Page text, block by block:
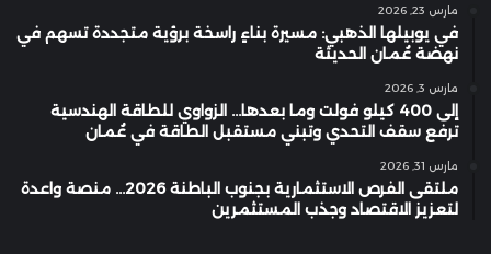
مارس 23, 2026
في يوبيلها الذهبي: مسيرة بناءٍ راسخة برؤية متجددة تسهم في
نهضة عُمان الحديثة
مارس 3, 2026
إلى 400 كيلو فولت وما بعدها… الزواوي للطاقة الهندسية
ترفع سقف التحدي وتبني مستقبل الطاقة في عُمان
مارس 31, 2026
ملتقى الفرص الاستثمارية بجنوب الباطنة 2026… منصة واعدة
لتعزيز الاقتصاد وجذب المستثمرين